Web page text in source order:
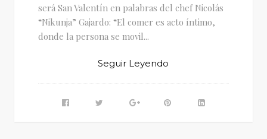
será San Valentín en palabras del chef Nicolás
“Nikunja” Gajardo: “El comer es acto íntimo,
donde la persona se movil...
Seguir Leyendo